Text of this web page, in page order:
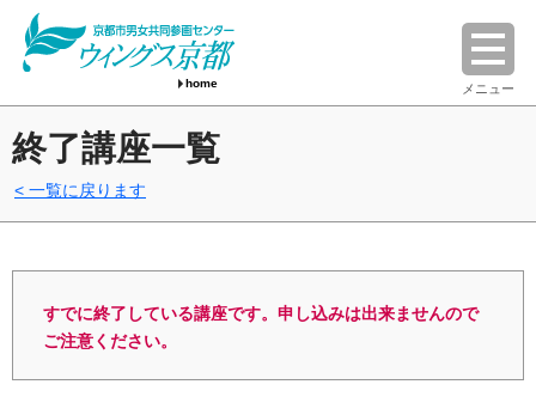
home メニュー
終了講座一覧
一覧に戻ります
すでに終了している講座です。申し込みは出来ませんので
ご注意ください。